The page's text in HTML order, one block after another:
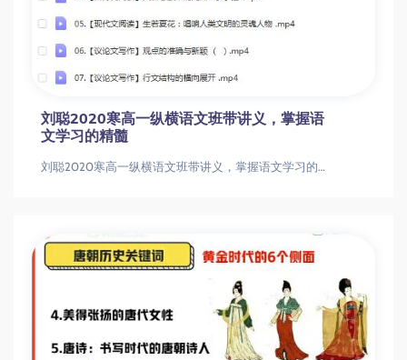
刘聪2020寒高一纵横语文班带讲义，掌握语
文学习的精髓
刘聪2020寒高一纵横语文班带讲义，掌握语文学习的精髓刘聪2020寒高一纵横语文班带讲义，掌握语文学习的精髓